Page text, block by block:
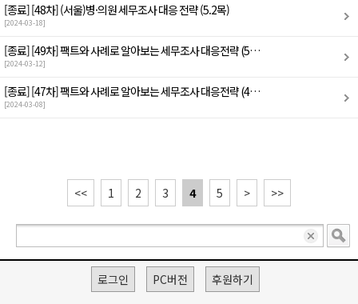
[종료][48차] (서울)병·의원 세무조사 대응 전략 (5.2목)
[2024-03-18]
[종료][49차] 팩트와 사례로 알아보는 세무조사 대응전략 (5…
[2024-03-12]
[종료][47차] 팩트와 사례로 알아보는 세무조사 대응전략 (4…
[2024-03-08]
<< 1 2 3 4 5 > >>
로그인 PC버전 후원하기